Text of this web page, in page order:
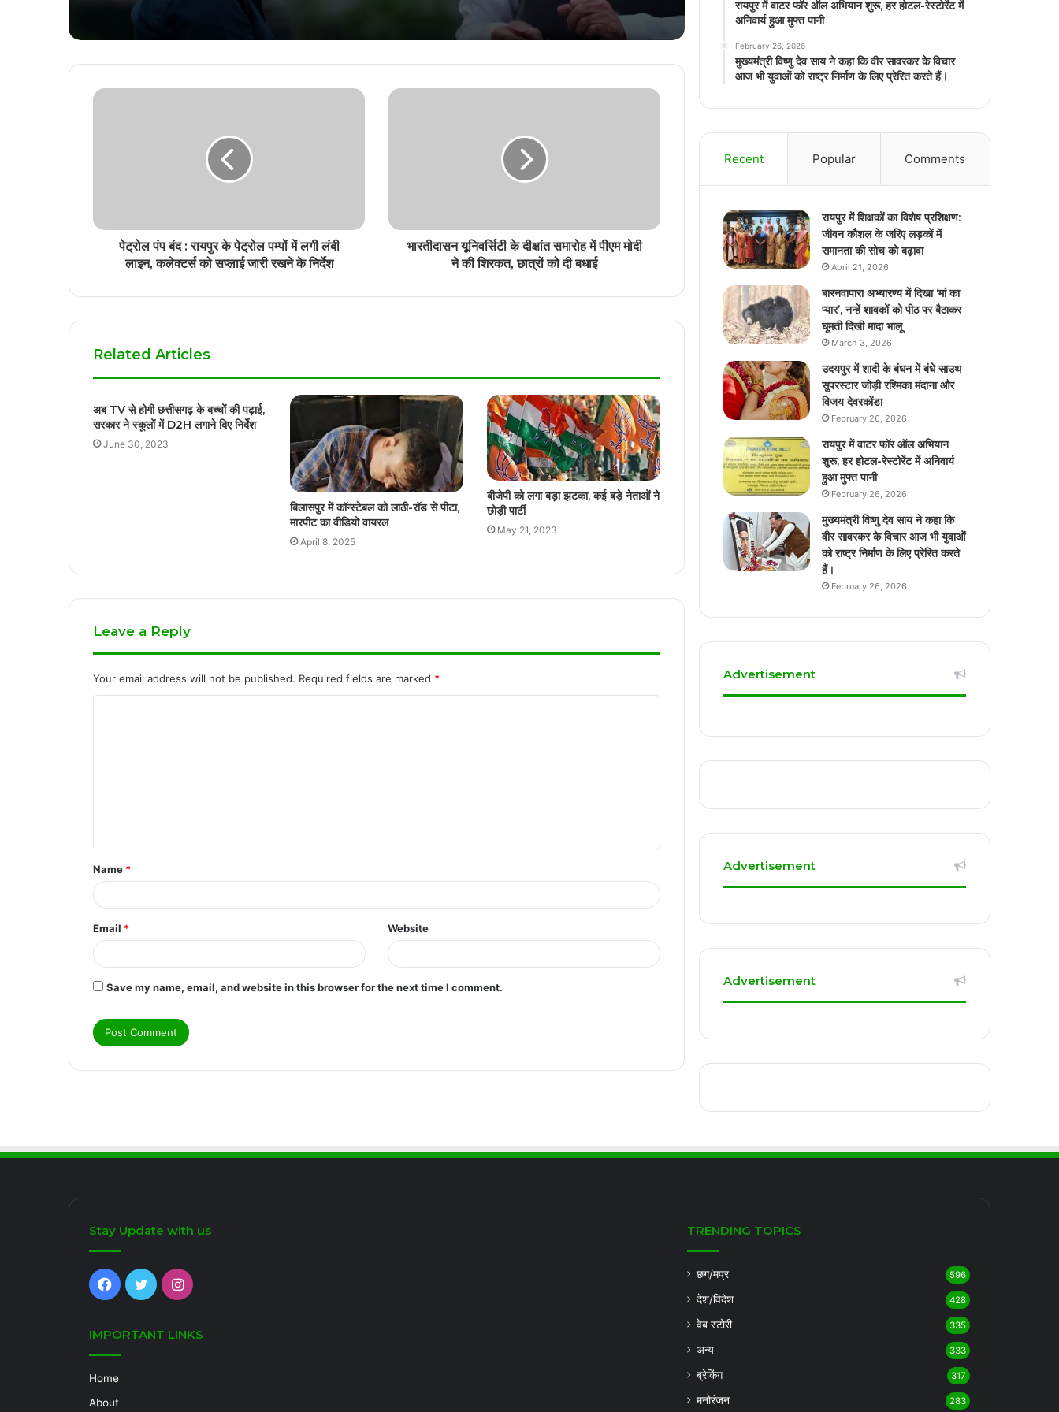
सम्मान ज्ञानपीठ पुरस्कार
ऐतिहासिक उपलब्धि, सीएम विष्णु देव साय दी
शुभकामनाएं
वायरल
छत्तीसगढ़ में आज से धान खरीदी, किसानों को नहीं
बिलासपुर हाईकोर्ट ने माना स्कूल परिसर में जबरन
घुसना अपराध, NSUI नेता की याचिका की खारिज
छत्तीसगढ़ के स्वाद ने जीता प्रधानमंत्री मोदी का
दिल, ठेठरी-खुरमी की रेसिपी तक पहुँची बात
रायपुर में सनी लियोनी के कार्यक्रम का विरोध, बजरंग
पेट्रोल पंप बंद : रायपुर के पेट्रोल पम्पों में लगी लंबी
लाइन, कलेक्टर्स को सप्लाई जारी रखने के निर्देश
भारतीदासन यूनिवर्सिटी के दीक्षांत समारोह में पीएम मोदी
ने की शिरकत, छात्रों को दी बधाई
Related Articles
अब TV से होगी छत्तीसगढ़ के बच्चों की पढ़ाई,
सरकार ने स्कूलों में D2H लगाने दिए निर्देश
June 30, 2023
बिलासपुर में कॉन्स्टेबल को लाठी-रॉड से पीटा,
मारपीट का वीडियो वायरल
April 8, 2025
बीजेपी को लगा बड़ा झटका, कई बड़े नेताओं ने
छोड़ी पार्टी
May 21, 2023
Leave a Reply
Your email address will not be published. Required fields are marked *
t
*
Name *
Email * Website
Save my name, email, and website in this browser for the next time I comment.
रायपुर में वाटर फॉर ऑल अभियान शुरू, हर होटल-रेस्टोरेंट में
अनिवार्य हुआ मुफ्त पानी
February 26, 2026
मुख्यमंत्री विष्णु देव साय ने कहा कि वीर सावरकर के विचार
आज भी युवाओं को राष्ट्र निर्माण के लिए प्रेरित करते हैं।
Recent Popular Comments
रायपुर में शिक्षकों का विशेष प्रशिक्षण:
जीवन कौशल के जरिए लड़कों में
समानता की सोच को बढ़ावा
April 21, 2026
बारनवापारा अभ्यारण्य में दिखा ‘मां का
प्यार’, नन्हें शावकों को पीठ पर बैठाकर
घूमती दिखी मादा भालू
March 3, 2026
उदयपुर में शादी के बंधन में बंधे साउथ
सुपरस्टार जोड़ी रश्मिका मंदाना और
विजय देवरकोंडा
February 26, 2026
रायपुर में वाटर फॉर ऑल अभियान
शुरू, हर होटल-रेस्टोरेंट में अनिवार्य
हुआ मुफ्त पानी
February 26, 2026
मुख्यमंत्री विष्णु देव साय ने कहा कि
वीर सावरकर के विचार आज भी युवाओं
को राष्ट्र निर्माण के लिए प्रेरित करते
हैं।
February 26, 2026
Advertisement
Advertisement
Advertisement
Stay Update with us
Facebook
TwitterInstagram
IMPORTANT LINKS
Home
About
TRENDING TOPICS
छग/मप्र 596
देश/विदेश 428
वेब स्टोरी 335
अन्य 333
ब्रेकिंग 317
मनोरंजन 283